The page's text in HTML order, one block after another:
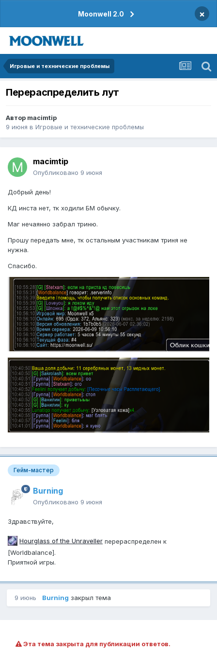
Moonwell 2.0 ×
Игровые и технические проблемы
Перераспределить лут
Автор macimtip
9 июня в Игровые и технические проблемы
macimtip
Опубликовано 9 июня
Добрый день!
КД инста нет, тк ходили БМ обычку.
Маг нечаянно забрал триню.
Прошу передать мне, тк остальным участникам триня не
нужна.
Спасибо.
Гейм-мастер
Burning
Опубликовано 9 июня
Здравствуйте,
Hourglass of the Unraveller перераспределен к
[Worldbalance].
Приятной игры.
9 июнь Burning закрыл тема
Эта тема закрыта для публикации ответов.